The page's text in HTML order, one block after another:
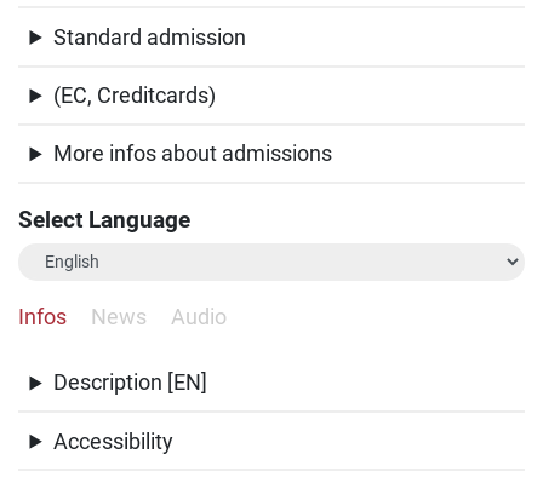
Standard admission
(EC, Creditcards)
More infos about admissions
Select Language
Infos News Audio
Description [EN]
Accessibility